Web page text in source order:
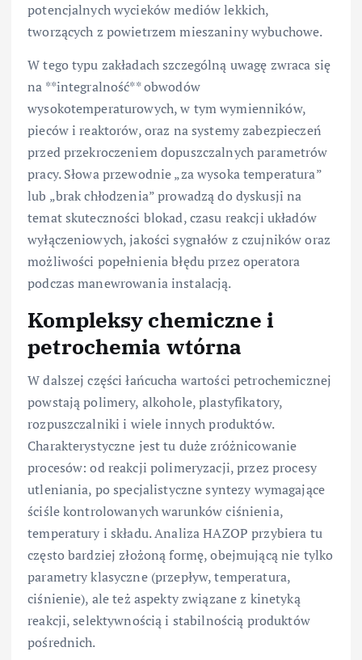
potencjalnych wycieków mediów lekkich,
tworzących z powietrzem mieszaniny wybuchowe.
W tego typu zakładach szczególną uwagę zwraca się
na **integralność** obwodów
wysokotemperaturowych, w tym wymienników,
pieców i reaktorów, oraz na systemy zabezpieczeń
przed przekroczeniem dopuszczalnych parametrów
pracy. Słowa przewodnie „za wysoka temperatura”
lub „brak chłodzenia” prowadzą do dyskusji na
temat skuteczności blokad, czasu reakcji układów
wyłączeniowych, jakości sygnałów z czujników oraz
możliwości popełnienia błędu przez operatora
podczas manewrowania instalacją.
Kompleksy chemiczne i
petrochemia wtórna
W dalszej części łańcucha wartości petrochemicznej
powstają polimery, alkohole, plastyfikatory,
rozpuszczalniki i wiele innych produktów.
Charakterystyczne jest tu duże zróżnicowanie
procesów: od reakcji polimeryzacji, przez procesy
utleniania, po specjalistyczne syntezy wymagające
ściśle kontrolowanych warunków ciśnienia,
temperatury i składu. Analiza HAZOP przybiera tu
często bardziej złożoną formę, obejmującą nie tylko
parametry klasyczne (przepływ, temperatura,
ciśnienie), ale też aspekty związane z kinetyką
reakcji, selektywnością i stabilnością produktów
pośrednich.